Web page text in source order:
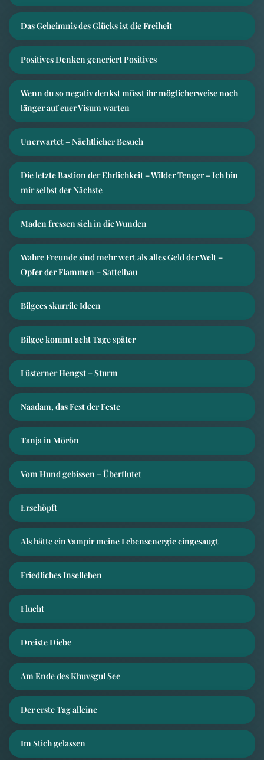
Das Geheimnis des Glücks ist die Freiheit
Positives Denken generiert Positives
Wenn du so negativ denkst müsst ihr möglicherweise noch
länger auf euer Visum warten
Unerwartet – Nächtlicher Besuch
Die letzte Bastion der Ehrlichkeit – Wilder Tenger – Ich bin
mir selbst der Nächste
Maden fressen sich in die Wunden
Wahre Freunde sind mehr wert als alles Geld der Welt –
Opfer der Flammen – Sattelbau
Bilgees skurrile Ideen
Bilgee kommt acht Tage später
Lüsterner Hengst – Sturm
Naadam, das Fest der Feste
Tanja in Mörön
Vom Hund gebissen – Überflutet
Erschöpft
Als hätte ein Vampir meine Lebensenergie eingesaugt
Friedliches Inselleben
Flucht
Dreiste Diebe
Am Ende des Khuvsgul See
Der erste Tag alleine
Im Stich gelassen